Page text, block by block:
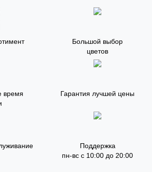
Большой выбор
цветов
время
Гарантия лучшей цены
Поддержка
пн-вс с 10:00 до 20:00